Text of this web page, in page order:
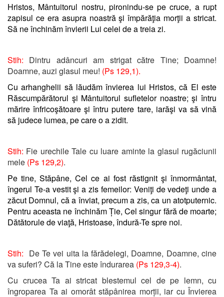
Hristos, Mântuitorul nostru, pironindu-se pe cruce, a rupt
zapisul ce era asupra noastră şi împărăţia morţii a stricat.
Să ne închinăm învierii Lui celei de a treia zi.
Stih: Dintru adâncuri am strigat către Tine; Doamne!
Doamne, auzi glasul meu! (Ps 129,1).
Cu arhanghelii să lăudăm învierea lui Hristos, că El este
Răscumpărătorul şi Mântuitorul sufletelor noastre; şi întru
mărire înfricoşătoare şi întru putere tare, iarăşi va să vină
să judece lumea, pe care o a zidit.
Stih: Fie urechile Tale cu luare aminte la glasul rugăciunii
mele (Ps 129,2).
Pe tine, Stăpâne, Cel ce ai fost răstignit şi înmormântat,
îngerul Te-a vestit şi a zis femeilor: Veniţi de vedeţi unde a
zăcut Domnul, că a înviat, precum a zis, ca un atotputernic.
Pentru aceasta ne închinăm Ție, Cel singur fără de moarte;
Dătătorule de viaţă, Hristoase, îndură-Te spre noi.
Stih: De Te vei uita la fărădelegi, Doamne, Doamne, cine
va suferi? Că la Tine este îndurarea (Ps 129,3-4).
Cu crucea Ta ai stricat blestemul cel de pe lemn, cu
îngroparea Ta ai omorât stăpânirea morții, iar cu Învierea